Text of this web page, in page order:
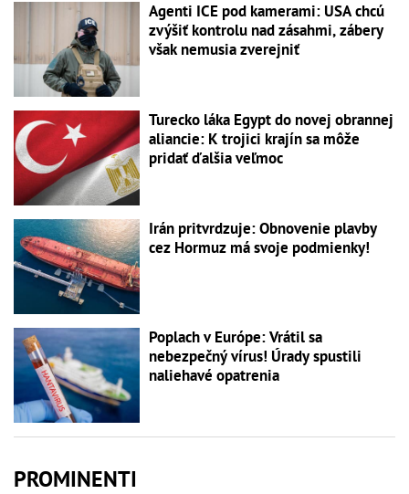
Agenti ICE pod kamerami: USA chcú
zvýšiť kontrolu nad zásahmi, zábery
však nemusia zverejniť
Turecko láka Egypt do novej obrannej
aliancie: K trojici krajín sa môže
pridať ďalšia veľmoc
Irán pritvrdzuje: Obnovenie plavby
cez Hormuz má svoje podmienky!
Poplach v Európe: Vrátil sa
nebezpečný vírus! Úrady spustili
naliehavé opatrenia
PROMINENTI